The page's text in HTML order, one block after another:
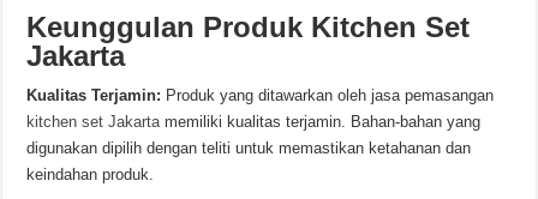
Keunggulan Produk Kitchen Set
Jakarta
Kualitas Terjamin: Produk yang ditawarkan oleh jasa pemasangan
kitchen set Jakartamemiliki kualitas terjamin. Bahan-bahan yang
digunakan dipilih dengan teliti untuk memastikan ketahanan dan
keindahan produk.